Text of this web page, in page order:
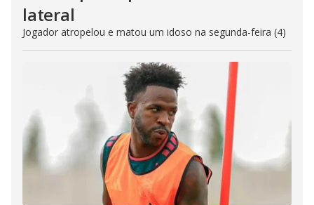
lateral
Jogador atropelou e matou um idoso na segunda-feira (4)